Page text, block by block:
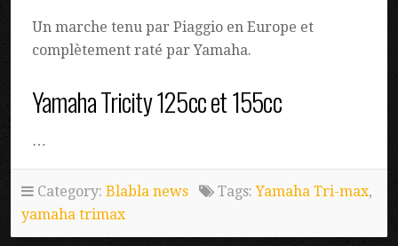
Un marche tenu par Piaggio en Europe et
complètement raté par Yamaha.
Yamaha Tricity 125cc et 155cc
…
Category: Blabla news Tags:Yamaha Tri-max,
yamaha trimax